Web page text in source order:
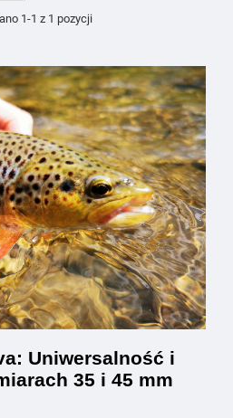
1-1 z 1 pozycji
Uniwersalność i
35 i 45 mm